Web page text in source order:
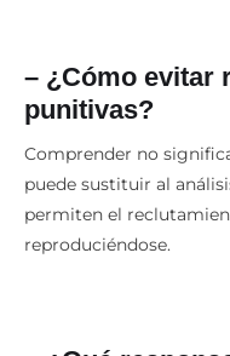
– ¿Cómo evitar
punitivas?
Comprender no
puede sustituir al
permiten el